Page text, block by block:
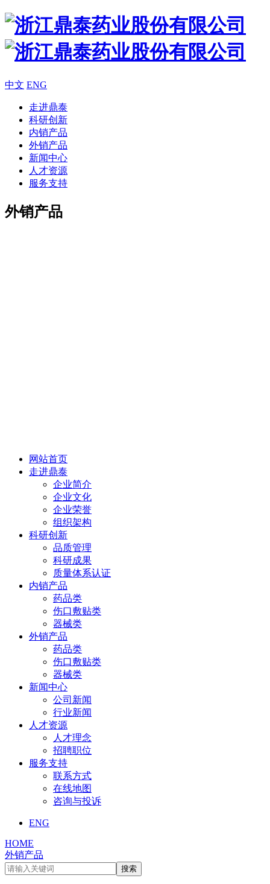
中文 ENG
走进鼎泰
科研创新
内销产品
外销产品
新闻中心
人才资源
服务支持
外销产品
网站首页
走进鼎泰
企业简介
企业文化
企业荣誉
组织架构
科研创新
品质管理
科研成果
质量体系认证
内销产品
药品类
伤口敷贴类
器械类
外销产品
药品类
伤口敷贴类
器械类
新闻中心
公司新闻
行业新闻
人才资源
人才理念
招聘职位
服务支持
联系方式
在线地图
咨询与投诉
ENG
HOME
外销产品